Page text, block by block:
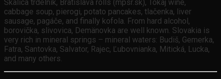
Skalica trdelník, Bratislava rolls (mpsr.sk), Tokaj wine,
cabbage soup, pierogi, potato pancakes, tlačenka, liver
sausage, pagáče, and finally kofola. From hard alcohol,
borovička, slivovica, Demänovka are well known. Slovakia is
very rich in mineral springs – mineral waters: Budiš, Gemerka,
Fatra, Santovka, Salvator, Rajec, Ľubovnianka, Mitická, Lucka,
and many others.